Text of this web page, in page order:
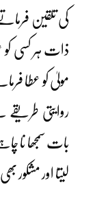
کی تلقین
ذات ہر کسی کو
مولیٰ کو عطا
روایتی
بات سمجھا نا
لیتا اور مشکور بھی